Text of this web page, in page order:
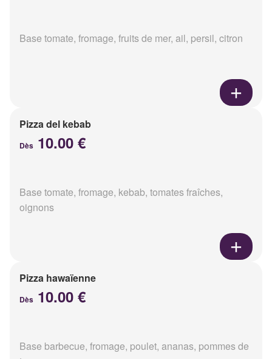
Base tomate, fromage, fruits de mer, ail, persil, citron
Pizza del kebab
Dès 10.00 €
Base tomate, fromage, kebab, tomates fraîches,
oignons
Pizza hawaïenne
Dès 10.00 €
Base barbecue, fromage, poulet, ananas, pommes de